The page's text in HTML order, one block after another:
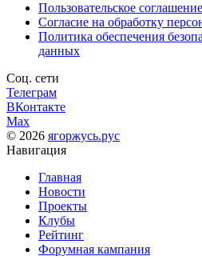
Пользовательское соглашение
Согласие на обработку
Политика обеспечения
данных
Соц. сети
Телеграм
ВКонтакте
Max
© 2026 ягоржусь.рус
Навигация
Главная
Новости
Проекты
Клубы
Рейтинг
Форумная кампания